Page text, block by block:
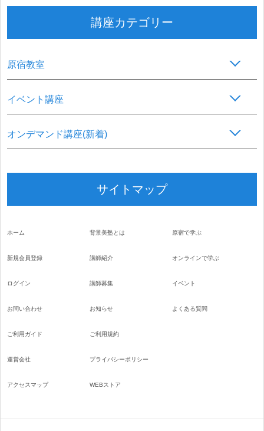
講座カテゴリー
原宿教室
イベント講座
オンデマンド講座(新着)
サイトマップ
ホーム
新規会員登録
ログイン
お問い合わせ
背景美塾とは
講師紹介
講師募集
お知らせ
原宿で学ぶ
オンラインで学ぶ
イベント
よくある質問
ご利用ガイド
運営会社
アクセスマップ
ご利用規約
プライバシーポリシー
WEBストア